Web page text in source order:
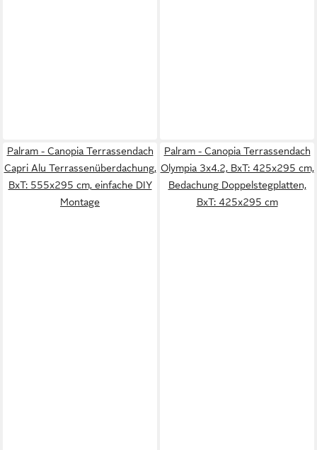
Palram - Canopia Terrassendach
Capri Alu Terrassenüberdachung,
BxT: 555x295 cm, einfache DIY
Montage
Palram - Canopia Terrassendach
Olympia 3x4.2, BxT: 425x295 cm,
Bedachung Doppelstegplatten,
BxT: 425x295 cm